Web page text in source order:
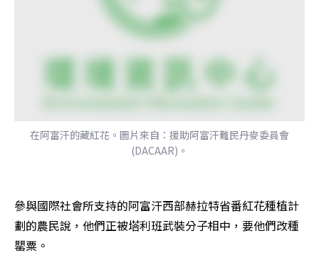
在阿富汗的藏紅花。圖片來自：援助阿富汗難民丹麥委員會
(DACAAR)。
參與國際社會所支持的阿富汗西部赫拉特省番紅花種植計
劃的農民說，他們正被塔利班武裝分子相中，要他們改種
罌粟。